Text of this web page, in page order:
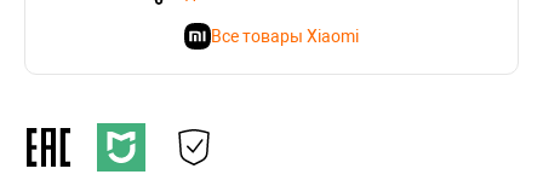
Все товары Xiaomi